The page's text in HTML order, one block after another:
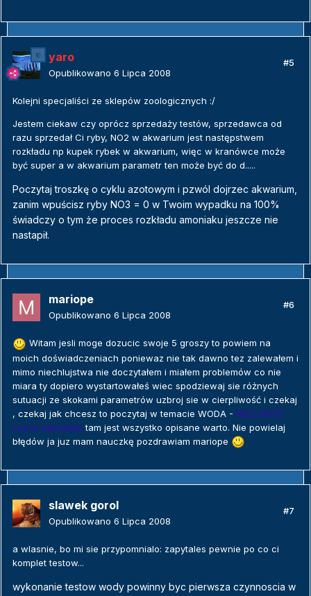
yaro
Opublikowano 6 Lipca 2008
#5
Kolejni specjaliści ze sklepów zoologicznych :/
Jestem ciekaw czy oprócz sprzedaży testów, sprzedawca od
razu sprzedał Ci ryby, NO2 w akwarium jest następstwem
rozkładu np kupek rybek w akwarium, więc w kranówce może
być super a w akwarium parametr ten może być do d.....
Poczytaj troszkę o cyklu azotowym i pzwól dojrzec akwarium,
zanim wpuścisz ryby NO3 = 0 w Twoim wypadku na 100%
świadczy o tym że proces rozkładu amoniaku jeszcze nie
nastapił.
mariope
Opublikowano 6 Lipca 2008
#6
Witam jesli moge dozucic swoje 5 groszy to powiem na
moich doświadczeniach poniewaz nie tak dawno tez zalewałem i
mimo niechlujstwa nie doczytałem i miałem problemów co nie
miara ty dopiero wystartowałeś wiec spodziewaj sie różnych
sutuacji ze skokami parametrów uzbroj sie w cierpliwość i czekaj
, czekaj jak chcesz to poczytaj w temacie WODA - NO2 i NO3
czy to normalne tam jest wszystko opisane warto. Nie powielaj
błędów ja juz mam nauczkę pozdrawiam mariope
slawek gorol
Opublikowano 6 Lipca 2008
#7
a wlasnie, bo mi sie przypomnialo: zapytales pewnie po co ci
komplet testow...
wykonanie testow wody powinny byc pierwsza czynnoscia w